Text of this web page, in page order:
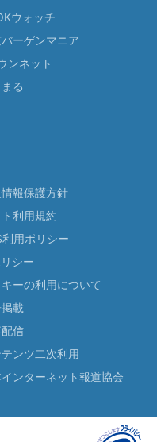
ウォッチ
ーゲンマニア
ンネット
る
報保護方針
利用規約
利用ポリシー
シー
ーの利用について
載
信
テンツ二次利用
インターネット報道協会